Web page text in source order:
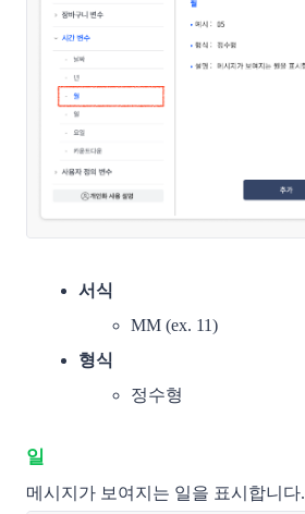
서식
MM (ex. 11)
형식
정수형
일
메시지가 보여지는 일을 표시합니다.